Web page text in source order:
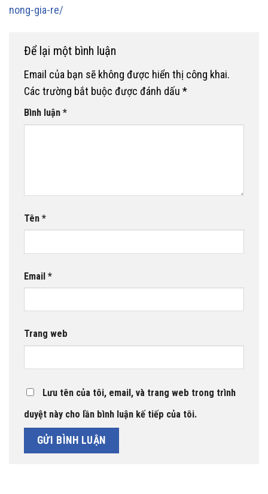
nong-gia-re/
Để lại một bình luận
Email của bạn sẽ không được hiển thị công khai.
Các trường bắt buộc được đánh dấu *
Bình luận *
Tên *
Email *
Trang web
Lưu tên của tôi, email, và trang web trong trình
duyệt này cho lần bình luận kế tiếp của tôi.